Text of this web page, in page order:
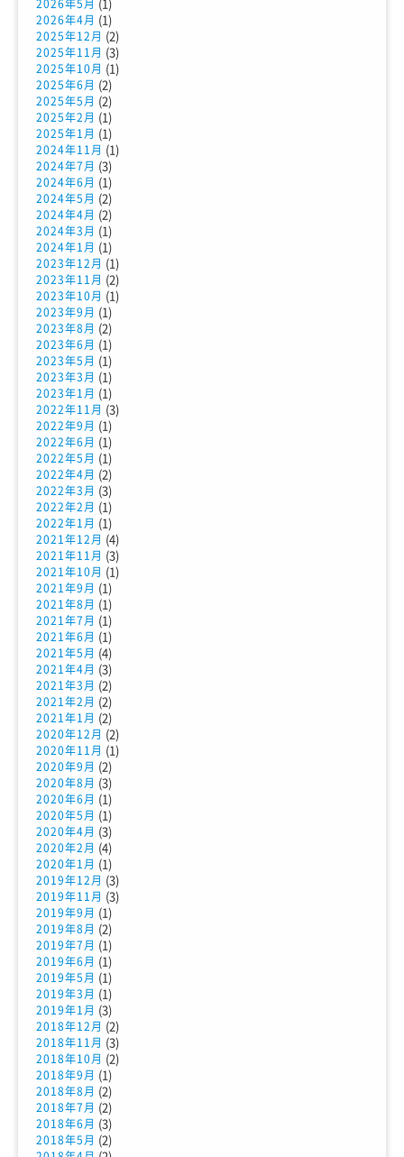
2026年4月 (1)
2025年12月 (2)
2025年11月 (3)
2025年10月 (1)
2025年6月 (2)
2025年5月 (2)
2025年2月 (1)
2025年1月 (1)
2024年11月 (1)
2024年7月 (3)
2024年6月 (1)
2024年5月 (2)
2024年4月 (2)
2024年3月 (1)
2024年1月 (1)
2023年12月 (1)
2023年11月 (2)
2023年10月 (1)
2023年9月 (1)
2023年8月 (2)
2023年6月 (1)
2023年5月 (1)
2023年3月 (1)
2023年1月 (1)
2022年11月 (3)
2022年9月 (1)
2022年6月 (1)
2022年5月 (1)
2022年4月 (2)
2022年3月 (3)
2022年2月 (1)
2022年1月 (1)
2021年12月 (4)
2021年11月 (3)
2021年10月 (1)
2021年9月 (1)
2021年8月 (1)
2021年7月 (1)
2021年6月 (1)
2021年5月 (4)
2021年4月 (3)
2021年3月 (2)
2021年2月 (2)
2021年1月 (2)
2020年12月 (2)
2020年11月 (1)
2020年9月 (2)
2020年8月 (3)
2020年6月 (1)
2020年5月 (1)
2020年4月 (3)
2020年2月 (4)
2020年1月 (1)
2019年12月 (3)
2019年11月 (3)
2019年9月 (1)
2019年8月 (2)
2019年7月 (1)
2019年6月 (1)
2019年5月 (1)
2019年3月 (1)
2019年1月 (3)
2018年12月 (2)
2018年11月 (3)
2018年10月 (2)
2018年9月 (1)
2018年8月 (2)
2018年7月 (2)
2018年6月 (3)
2018年5月 (2)